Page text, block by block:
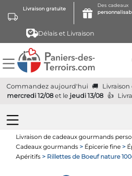
Livraison gratuite
Des cadeaux
Délais et Livraison
Commandez aujourd'hui
mercredi 12/08et le jeudi 13/08
Livraison de cadeaux gourmands
Cadeaux gourmands > Épicerie fine >
Apéritifs > Rillettes de Boeuf nature